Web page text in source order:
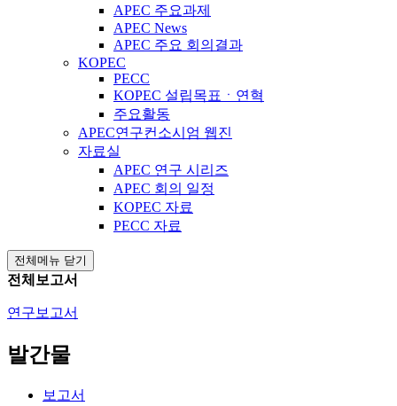
APEC 주요과제
APEC News
APEC 주요 회의결과
KOPEC
PECC
KOPEC 설립목표ㆍ연혁
주요활동
APEC연구컨소시엄 웹진
자료실
APEC 연구 시리즈
APEC 회의 일정
KOPEC 자료
PECC 자료
전체메뉴 닫기
전체보고서
연구보고서
발간물
보고서